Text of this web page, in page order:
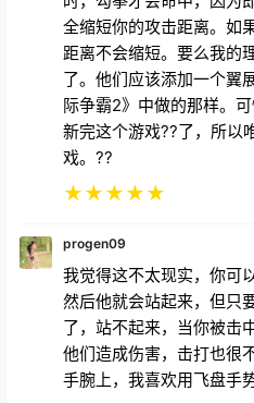
全缩短你的攻击距离。如
距离不会缩短。要么我的
了。他们应该添加一个翼
际争霸2》中做的那样。
新完这个游戏??了，所以
戏。??
★★★★★
progen09
我觉得这不太现实，你可
然后他就会站起来，但只
了，站不起来，当你被击
他们造成伤害，击打也很
手腕上，我喜欢用飞盘手